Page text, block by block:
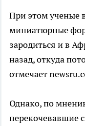
При этом ученые
миниатюрные
зародиться и в
назад, откуда
отмечает
Однако, по
перекочевавшие